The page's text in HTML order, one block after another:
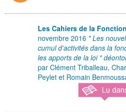
Les Cahiers de la
novembre 2016 " Les
cumul d'activités dans la
les apports de la loi "
par Clément Triballeau,
Peylet et Romain